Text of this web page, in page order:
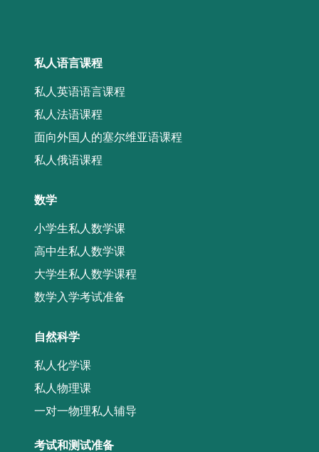
私人语言课程
私人英语语言课程
私人法语课程
面向外国人的塞尔维亚语课程
私人俄语课程
数学
小学生私人数学课
高中生私人数学课
大学生私人数学课程
数学入学考试准备
自然科学
私人化学课
私人物理课
一对一物理私人辅导
考试和测试准备